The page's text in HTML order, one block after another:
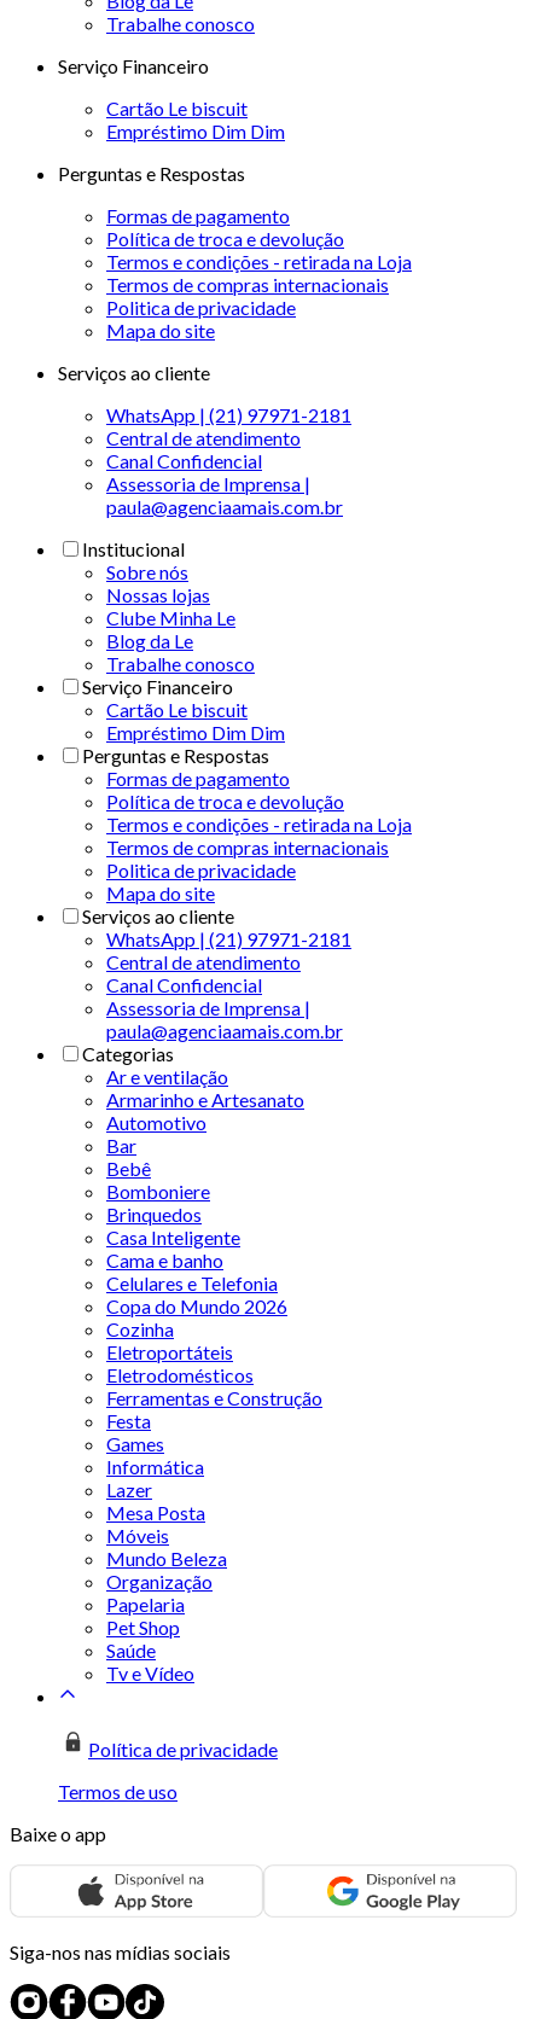
Trabalhe conosco
Serviço Financeiro
Cartão Le biscuit
Empréstimo Dim Dim
Perguntas e Respostas
Formas de pagamento
Política de troca e devolução
Termos e condições - retirada na Loja
Termos de compras internacionais
Politica de privacidade
Mapa do site
Serviços ao cliente
WhatsApp | (21) 97971-2181
Central de atendimento
Canal Confidencial
Assessoria de Imprensa |
paula@agenciaamais.com.br
Institucional
Sobre nós
Nossas lojas
Clube Minha Le
Blog da Le
Trabalhe conosco
Serviço Financeiro
Cartão Le biscuit
Empréstimo Dim Dim
Perguntas e Respostas
Formas de pagamento
Política de troca e devolução
Termos e condições - retirada na Loja
Termos de compras internacionais
Politica de privacidade
Mapa do site
Serviços ao cliente
WhatsApp | (21) 97971-2181
Central de atendimento
Canal Confidencial
Assessoria de Imprensa |
paula@agenciaamais.com.br
Categorias
Ar e ventilação
Armarinho e Artesanato
Automotivo
Bar
Bebê
Bomboniere
Brinquedos
Casa Inteligente
Cama e banho
Celulares e Telefonia
Copa do Mundo 2026
Cozinha
Eletroportáteis
Eletrodomésticos
Ferramentas e Construção
Festa
Games
Informática
Lazer
Mesa Posta
Móveis
Mundo Beleza
Organização
Papelaria
Pet Shop
Saúde
Tv e Vídeo
Política de privacidade
Termos de uso
Baixe o app
Siga-nos nas mídias sociais